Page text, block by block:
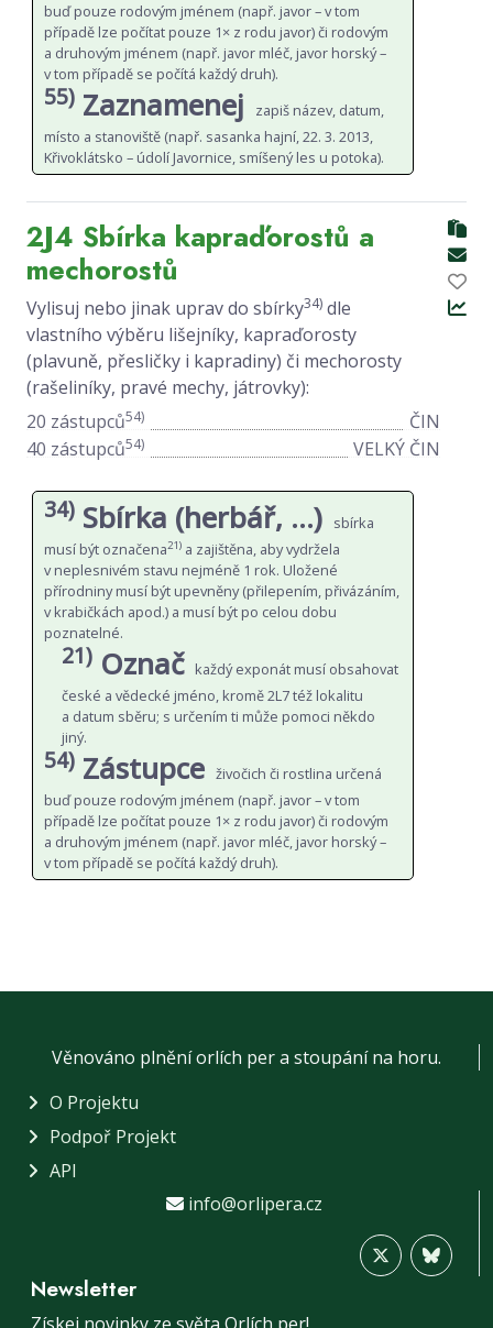
buď pouze rodovým jménem (např. javor – v tom
případě lze počítat pouze 1× z rodu javor) či rodovým
a druhovým jménem (např. javor mléč, javor horský –
v tom případě se počítá každý druh).
55) Zaznamenej
zapiš název, datum,
místo a stanoviště (např. sasanka hajní, 22. 3. 2013,
Křivoklátsko – údolí Javornice, smíšený les u potoka).
2J4 Sbírka kapraďorostů a
mechorostů
Vylisuj nebo jinak uprav do sbírky34) dle
vlastního výběru lišejníky, kapraďorosty
(plavuně, přesličky i kapradiny) či mechorosty
(rašeliníky, pravé mechy, játrovky):
20 zástupců54)
ČIN
40 zástupců54) VELKÝ ČIN
34) Sbírka (herbář, …)
sbírka
musí být označena21) a zajištěna, aby vydržela
v neplesnivém stavu nejméně 1 rok. Uložené
přírodniny musí být upevněny (přilepením, přivázáním,
v krabičkách apod.) a musí být po celou dobu
poznatelné.
21) Označ
každý exponát musí obsahovat
české a vědecké jméno, kromě 2L7 též lokalitu
a datum sběru; s určením ti může pomoci někdo
jiný.
54) Zástupce živočich či rostlina určená
buď pouze rodovým jménem (např. javor – v tom
případě lze počítat pouze 1× z rodu javor) či rodovým
a druhovým jménem (např. javor mléč, javor horský –
v tom případě se počítá každý druh).
Věnováno plnění orlích per a stoupání na horu.
O Projektu
Podpoř Projekt
API
info@orlipera.cz
Newsletter